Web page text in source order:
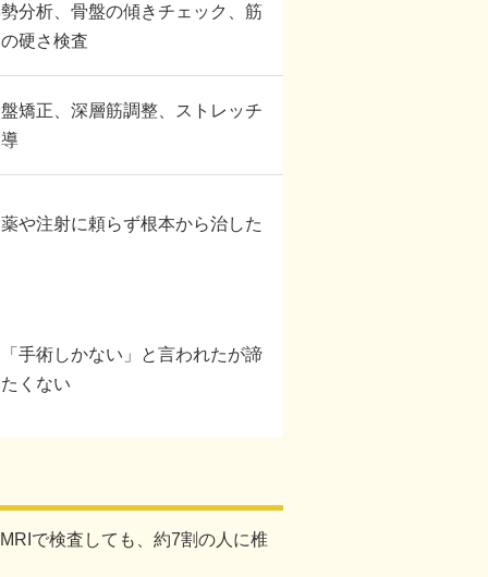
分析、骨盤の傾きチェック、筋
硬さ検査
矯正、深層筋調整、ストレッチ
や注射に頼らず根本から治した
手術しかない」と言われたが諦
くない
で検査しても、約7割の人に椎